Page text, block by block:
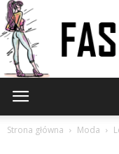
Strona główna Moda